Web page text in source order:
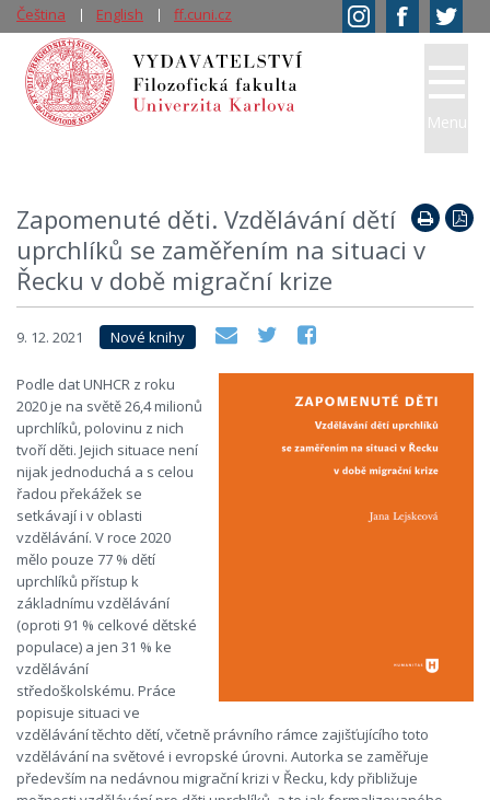
Zapomenuté děti. Vzdělávání dětí
uprchlíků se zaměřením na situaci v
Řecku v době migrační krize
9. 12. 2021 Nové knihy
Podle dat UNHCR z roku
2020 je na světě 26,4 milionů
uprchlíků, polovinu z nich
tvoří děti. Jejich situace není
nijak jednoduchá a s celou
řadou překážek se
setkávají i v oblasti
vzdělávání. V roce 2020
mělo pouze 77 % dětí
uprchlíků přístup k
základnímu vzdělávání
(oproti 91 % celkové dětské
populace) a jen 31 % ke
vzdělávání
středoškolskému. Práce
popisuje situaci ve
vzdělávání těchto dětí, včetně právního rámce zajišťujícího toto
vzdělávání na světové i evropské úrovni. Autorka se zaměřuje
především na nedávnou migrační krizi v Řecku, kdy přibližuje
Menu
Čeština English ff.cuni.cz